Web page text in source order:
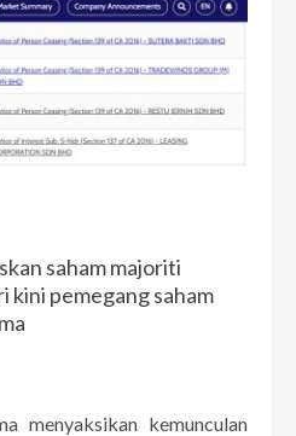
saham majoriti
kini pemegang saham
menyaksikan kemunculan